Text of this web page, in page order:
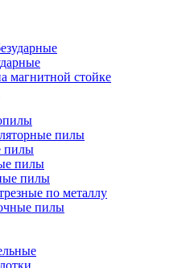
магнитной стойке
пилы
пилы
пилы
пилы
по металлу
пилы